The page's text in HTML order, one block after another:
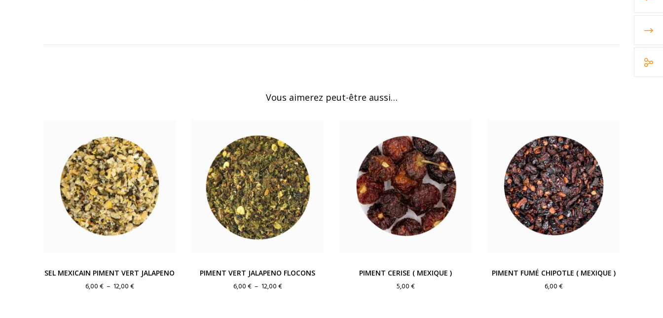
Vous aimerez peut-être aussi…
SEL MEXICAIN PIMENT VERT JALAPENO
6,00€ – 12,00€Plage
PIMENT VERT JALAPENO FLOCONS
6,00€ – 12,00€Plage
PIMENT CERISE ( MEXIQUE )
5,00€
PIMENT FUMÉ CHIPOTLE ( MEXIQUE )
6,00€